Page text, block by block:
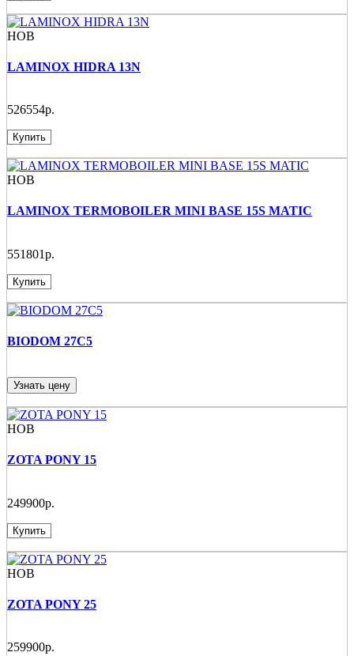
НОВ
LAMINOX HIDRA 13N
526554р.
Купить
НОВ
LAMINOX TERMOBOILER MINI BASE 15S MATIC
551801р.
Купить
BIODOM 27C5
Узнать цену
НОВ
ZOTA PONY 15
249900р.
Купить
НОВ
ZOTA PONY 25
259900р.